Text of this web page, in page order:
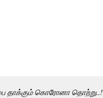
தாக்கும் கொரோனா தொற்று..!